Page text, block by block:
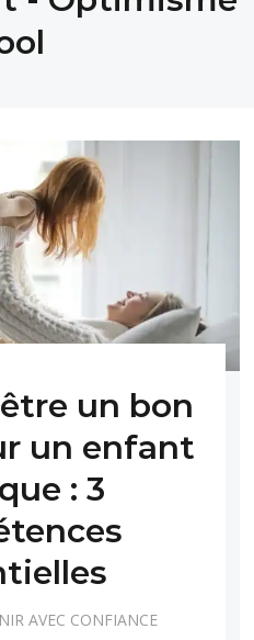
un bon
un enfant
: 3
AVEC CONFIANCE